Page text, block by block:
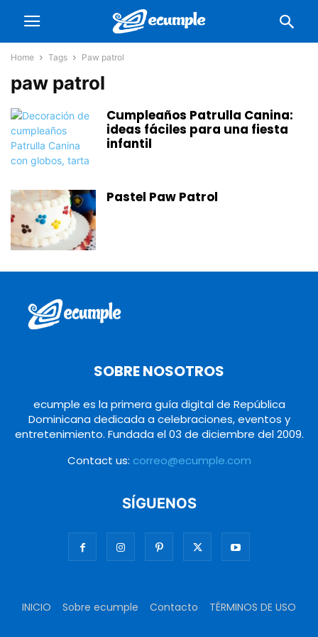
Home Tags Paw patrol
paw patrol
Cumpleaños Patrulla Canina:
ideas fáciles para una fiesta
infantil
Pastel Paw Patrol
SOBRE NOSOTROS
ecumple es la primera guía digital de República
Dominicana dedicada a celebraciones, eventos y
entretenimiento. Fundada el 03 de diciembre del 2009.
Contact us: correo@ecumple.com
SÍGUENOS
INICIO Sobre ecumple Contacto TÉRMINOS DE USO